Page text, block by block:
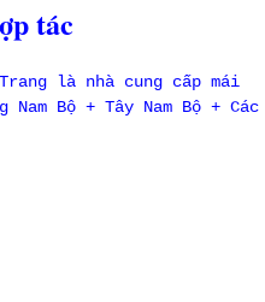
tác
là nhà cung cấp mái
Bộ + Tây Nam Bộ + Các